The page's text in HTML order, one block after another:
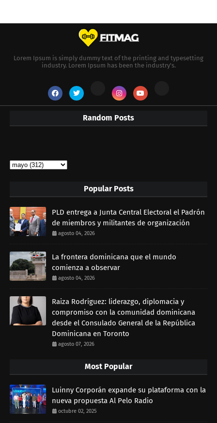
Lorem Ipsum is simply dummy text of the printing and typesetting
industry. Lorem Ipsum has been the industry's.
Random Posts
Popular Posts
PLD entrega a Junta Central Electoral el Padrón
de miembros y militantes de organización
agosto 04, 2026
La frontera dominicana que el mundo
comienza a observar
agosto 04, 2026
Raiza Rodríguez: liderazgo, diplomacia y
compromiso con la comunidad dominicana
desde el Consulado General de la República
Dominicana en Toronto
agosto 07, 2026
Most Popular
Luinny Corporán expande su plataforma con la
nueva propuesta Al Pelo Radio
octubre 02, 2025